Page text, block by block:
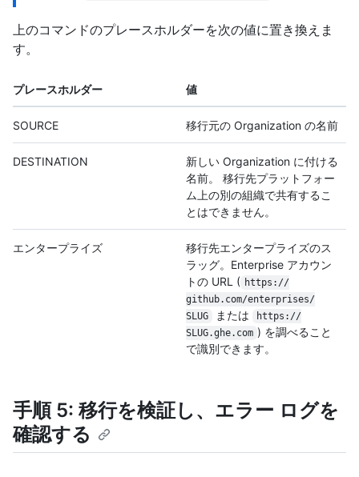
上のコマンドのプレースホルダーを次の値に置き換えま
す。
プレースホルダー 値
SOURCE 移行元の Organization の名前
DESTINATION
新しい Organization に付ける
名前。 移行先プラットフォー
ム上の別の組織で共有するこ
とはできません。
エンタープライズ
移行先エンタープライズのス
ラッグ。Enterprise アカウン
トの URL ( https://
github.com/enterprises/
SLUG
または https://
SLUG.ghe.com ) を調べること
で識別できます。
手順 5: 移行を検証し、エラー ログを
確認する